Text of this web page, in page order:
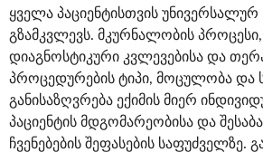
ყველა პაციენტისთვის
გზამკვლევს. მკურნალობის
დიაგნოსტიკური კვლევებისა და
პროცედურების ტიპი, მოცულობა და
განისაზღვრება ექიმის მიერ
პაციენტის მდგომარეობისა და
ჩვენებების შეფასების საფუძველზე.